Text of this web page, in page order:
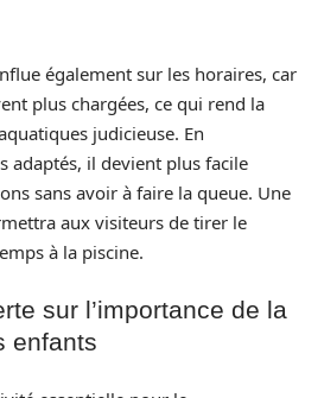
également sur les horaires, car
plus chargées, ce qui rend la
judicieuse. En
adaptés, il devient plus facile
sans avoir à faire la queue. Une
aux visiteurs de tirer le
à la piscine.
sur l’importance de la
enfants